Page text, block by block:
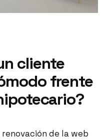
cliente
frente
de la web